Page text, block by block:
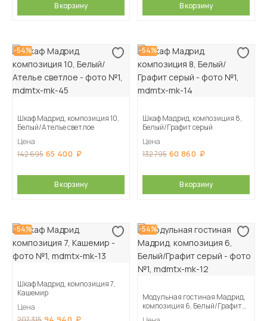
В корзину В корзину
-54%
Шкаф Мадрид, композиция 10,
Белый/Ателье светлое
Цена
142 695 65 400
В корзину
-54%
Шкаф Мадрид, композиция 8,
Белый/Графит серый
Цена
132 795 60 860
В корзину
-54%
Шкаф Мадрид, композиция 7,
Кашемир
Цена
-54%
Модульная гостиная Мадрид,
композиция 6, Белый/Графит